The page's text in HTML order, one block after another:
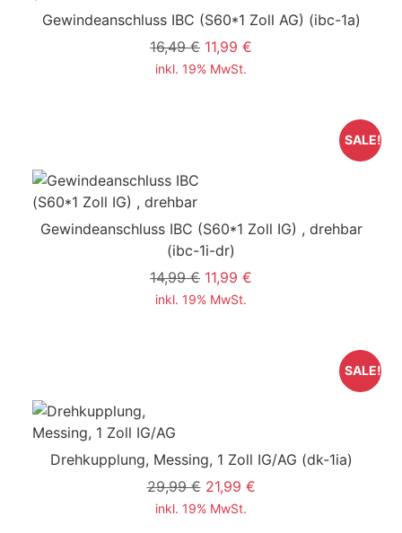
Gewindeanschluss IBC (S60*1 Zoll AG) (ibc-1a)
16,49 € 11,99 €
inkl. 19% MwSt.
Gewindeanschluss IBC (S60*1 Zoll IG) , drehbar
(ibc-1i-dr)
14,99 € 11,99 €
inkl. 19% MwSt.
SALE!
Drehkupplung, Messing, 1 Zoll IG/AG (dk-1ia)
29,99 € 21,99 €
inkl. 19% MwSt.
SALE!